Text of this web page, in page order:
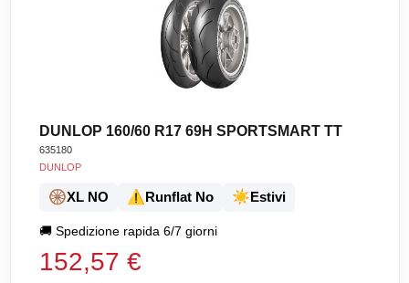
DUNLOP 160/60 R17 69H SPORTSMART TT
635180
DUNLOP
🛞XL NO ⚠️ Runflat No ☀️ Estivi
🚚Spedizione rapida 6/7 giorni
152,57 €